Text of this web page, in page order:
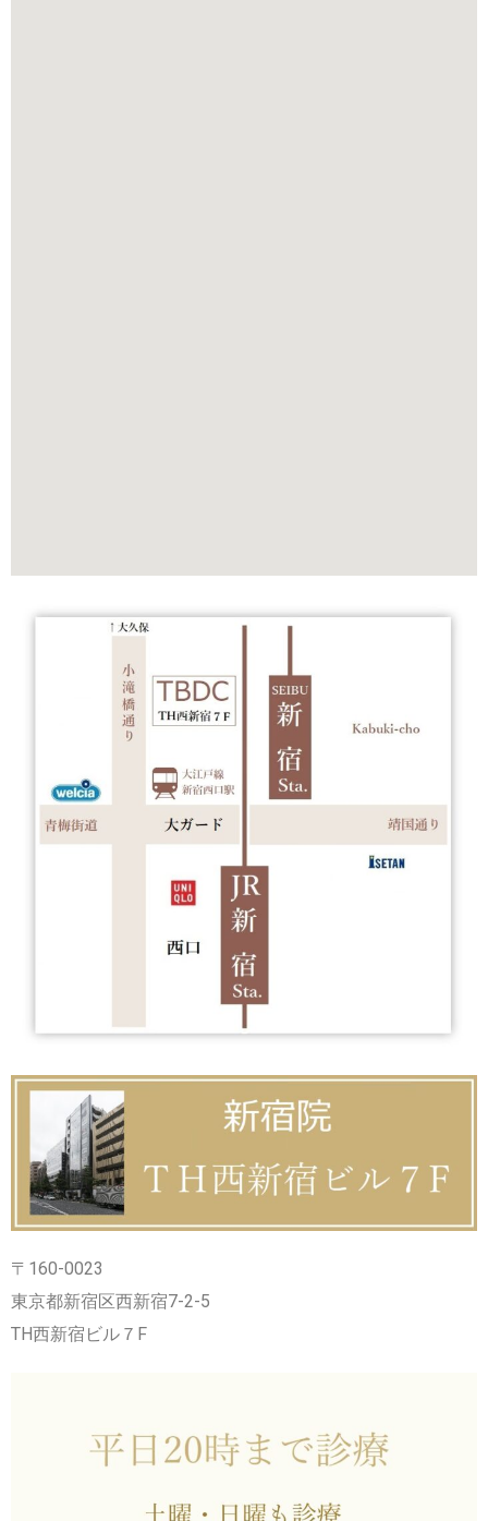
〒160-0023
東京都新宿区西新宿7-2-5
TH西新宿ビル７F